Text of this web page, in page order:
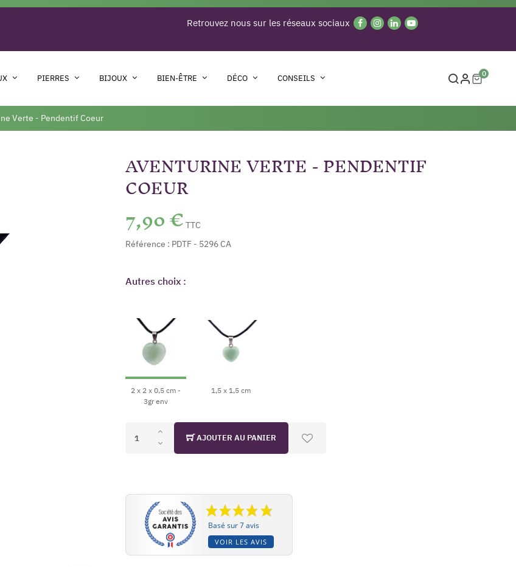
Retrouvez nous sur les réseaux sociaux
PIERRES BIJOUX BIEN-ÊTRE DÉCO CONSEILS 0
Verte - Pendentif Coeur
AVENTURINE VERTE - PENDENTIF
COEUR
7,90 € TTC
Référence : PDTF - 5296 CA
Autres choix :
2 x 2 x 0,5 cm -
3gr env
1,5 x 1,5 cm
AJOUTER AU PANIER
Basé sur 7 avis
VOIR LES AVIS